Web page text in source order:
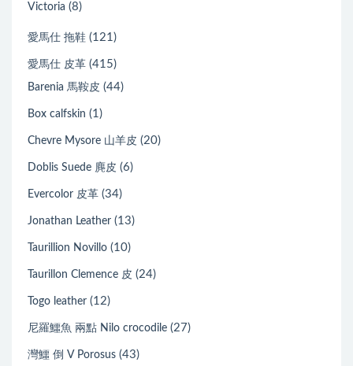
Victoria (8)
愛馬仕 拖鞋 (121)
愛馬仕 皮革 (415)
Barenia 馬鞍皮 (44)
Box calfskin (1)
Chevre Mysore 山羊皮 (20)
Doblis Suede 麂皮 (6)
Evercolor 皮革 (34)
Jonathan Leather (13)
Taurillion Novillo (10)
Taurillon Clemence 皮 (24)
Togo leather (12)
尼羅鱷魚 兩點 Nilo crocodile (27)
灣鱷 倒 V Porosus (43)